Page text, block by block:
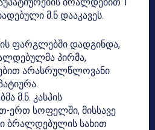
მ.ნ დააკავეს.
ფარგლებში დადგინდა,
პირმა,
არასრულწლოვანი
მ.ნ. კასპის
ერთ სოფელში, მისსავე
ბრალდებულის სახით